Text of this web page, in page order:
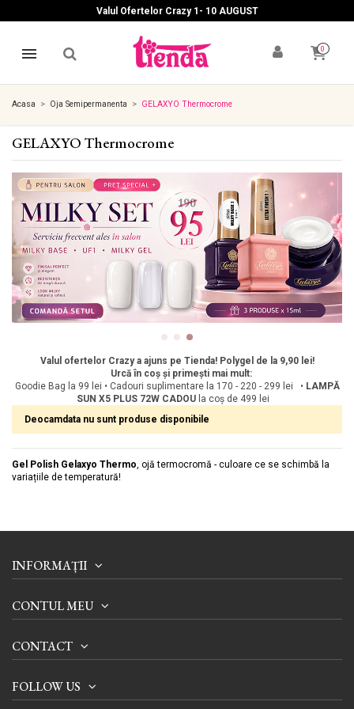
Valul Ofertelor Crazy 1- 10 AUGUST
0
Acasa Oja Semipermanenta GELAXYO Thermocrome
GELAXYO Thermocrome
Valul ofertelor Crazy a ajuns pe Tienda! Polygel de la 9,90 lei!
Urcă în coș și primești mai mult:
Goodie Bag la 99 lei • Cadouri suplimentare la 170 - 220 - 299 lei • LAMPĂ
SUN X5 PLUS 72W CADOU la coș de 499 lei
Deocamdata nu sunt produse disponibile
Gel Polish Gelaxyo Thermo , ojă termocromă - culoare ce se schimbă la
variațiile de temperatură!
INFORMAȚII
CONTUL MEU
CONTACT
FOLLOW US